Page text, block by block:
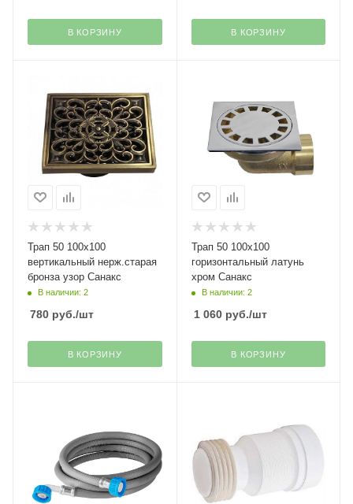
В КОРЗИНУ В КОРЗИНУ
Трап 50 100х100
вертикальный нерж.старая
бронза узор Санакс
В наличии: 2
780 руб./шт
В КОРЗИНУ
Трап 50 100х100
горизонтальный латунь
хром Санакс
В наличии: 2
1 060руб./шт
В КОРЗИНУ